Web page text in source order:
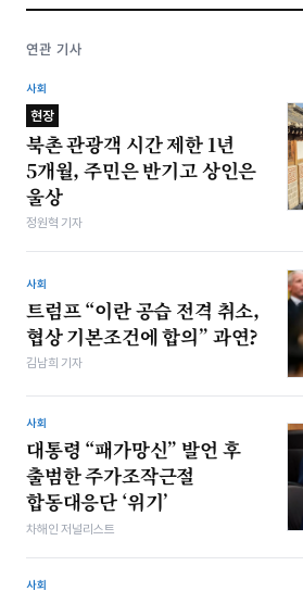
연관 기사
사회
현장
북촌 관광객 시간 제한 1년
5개월, 주민은 반기고 상인은
울상
정원혁 기자
사회
트럼프 “이란 공습 전격 취소,
협상 기본조건에 합의” 과연?
김남희 기자
사회
대통령 “패가망신” 발언 후
출범한 주가조작근절
합동대응단 ‘위기’
차해인 저널리스트
사회